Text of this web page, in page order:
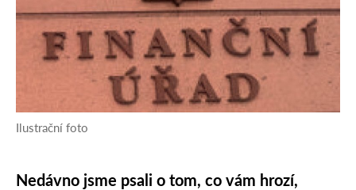
Ilustrační foto
Nedávno jsme psali o tom, co vám hrozí,